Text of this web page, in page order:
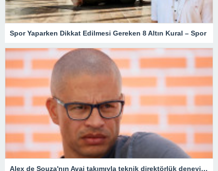
Spor Yaparken Dikkat Edilmesi Gereken 8 Altın Kural – Spor
Alex de Souza'nın Avai takımıyla teknik direktörlük deneyimi kısa sürdü